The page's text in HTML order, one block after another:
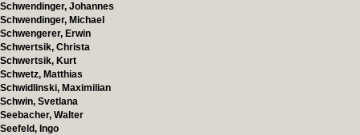
Schwendinger, Johannes
Schwendinger, Michael
Schwengerer, Erwin
Schwertsik, Christa
Schwertsik, Kurt
Schwetz, Matthias
Schwidlinski, Maximilian
Schwin, Svetlana
Seebacher, Walter
Seefeld, Ingo